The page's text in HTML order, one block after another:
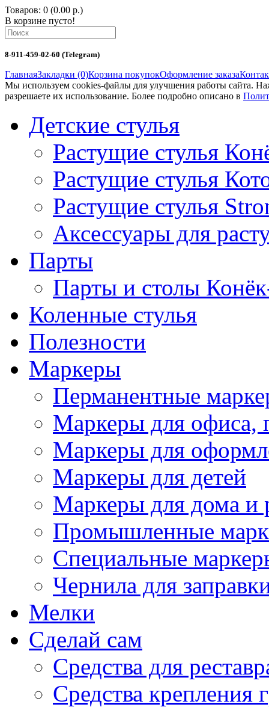
Товаров: 0 (0.00 р.)
В корзине пусто!
8-911-459-02-60 (Telegram)
ГлавнаяЗакладки (0)Корзина покупокОформление заказа
Мы используем cookies-файлы для улучшения работы сайта.
разрешаете их использование. Более подробно описано в
Детские стулья
Растущие стулья
Растущие стулья
Растущие стулья
Аксессуары для
Парты
Парты и столы
Коленныe стулья
Полезности
Маркеры
Перманентные
Маркеры для офиса,
Маркеры для
Маркеры для детей
Маркеры для дома и
Промышленные
Специальные
Чернила для
Мелки
Сделай сам
Средства для
Средства крепления